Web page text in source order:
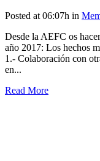
Posted at 06:07h in
Desde la AEFC os
año 2017: Los hechos
1.- Colaboración con
en...
Read More